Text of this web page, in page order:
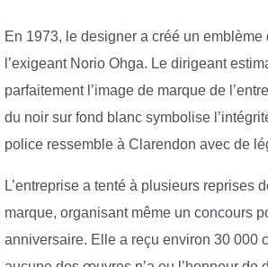
En 1973, le designer a créé un emblème
l’exigeant Norio Ohga. Le dirigeant
parfaitement l’image de marque de
du noir sur fond blanc symbolise
police ressemble à Clarendon avec de
L’entreprise a tenté à plusieurs reprises
marque, organisant même un concours
anniversaire. Elle a reçu environ 30 000